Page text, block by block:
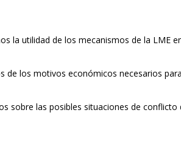
la utilidad de los mecanismos de la LME
de los motivos económicos necesarios
sobre las posibles situaciones de